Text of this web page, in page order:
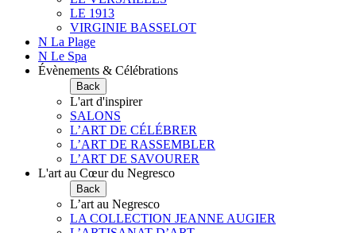
LE 1913
VIRGINIE BASSELOT
N La Plage
N Le Spa
Évènements & Célébrations
Back
L'art d'inspirer
SALONS
L’ART DE CÉLÉBRER
L’ART DE RASSEMBLER
L’ART DE SAVOURER
L'art au Cœur du Negresco
Back
L’art au Negresco
LA COLLECTION JEANNE AUGIER